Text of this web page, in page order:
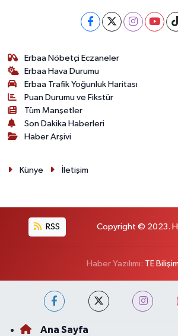
Erbaa Nöbetçi Eczaneler
Erbaa Hava Durumu
Erbaa Trafik Yoğunluk Haritası
Puan Durumu ve Fikstür
Tüm Manşetler
Son Dakika Haberleri
Haber Arşivi
Künye İletişim
RSS Copyright © 2023.
Haber Yazılımı: TE
Ana Sayfa